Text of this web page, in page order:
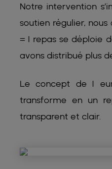
Notre intervention
soutien régulier,
= 1 repas se déploie
avons distribué plus
Le concept de 1
transforme en un
transparent et clair.